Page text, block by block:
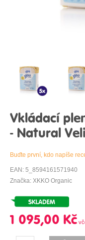
Vkládací
- Natural
Buďte první, kdo napíše
EAN: 5_8594161571940
Značka: XKKO Organic
1 095,00 Kč